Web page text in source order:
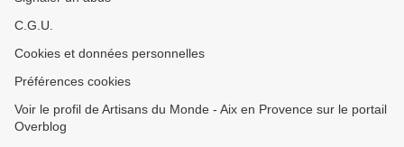
C.G.U.
Cookies et données personnelles
Préférences cookies
Voir le profil de Artisans du Monde - Aix en Provence sur le portail
Overblog